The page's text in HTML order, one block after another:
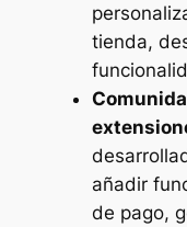
tienda,
añadir
de pago,